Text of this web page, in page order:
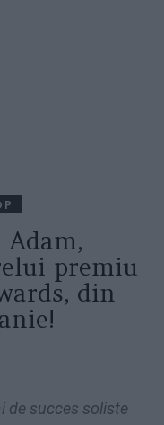
premiu
din
de succes soliste